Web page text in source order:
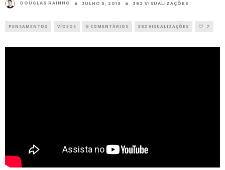
DOUGLAS RAINHO JULHO 5, 2019 382 VISUALIZAÇÕES
PENSAMENTOS VÍDEOS 0 COMENTÁRIOS 382 VISUALIZAÇÕES 7